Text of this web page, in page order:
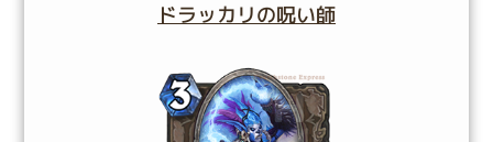
ドラッカリの呪い師